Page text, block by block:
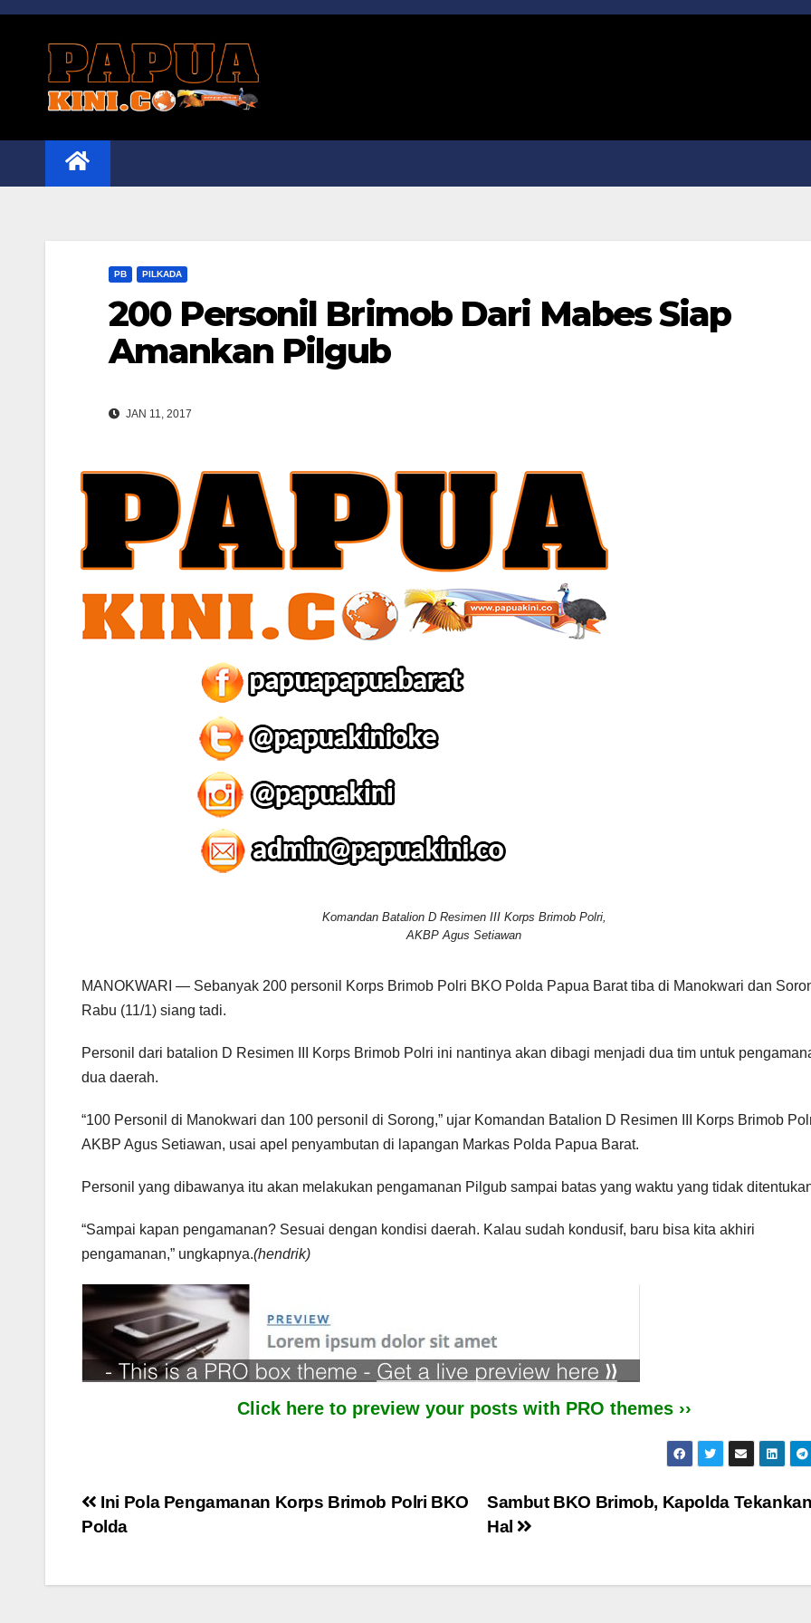
Skip
PB PILKADA
200 Personil Brimob Dari Mabes Siap
Amankan Pilgub
JAN 11, 2017
Komandan Batalion D Resimen III Korps Brimob Polri,
AKBP Agus Setiawan
MANOKWARI — Sebanyak 200 personil Korps Brimob Polri BKO Polda Papua Barat tiba di Manokwari dan
Rabu (11/1) siang tadi.
Personil dari batalion D Resimen III Korps Brimob Polri ini nantinya akan dibagi menjadi dua tim untuk
dua daerah.
“100 Personil di Manokwari dan 100 personil di Sorong,” ujar Komandan Batalion D Resimen III Korps Brimob
AKBP Agus Setiawan, usai apel penyambutan di lapangan Markas Polda Papua Barat.
Personil yang dibawanya itu akan melakukan pengamanan Pilgub sampai batas yang waktu yang tidak
“Sampai kapan pengamanan? Sesuai dengan kondisi daerah. Kalau sudah kondusif, baru bisa kita akhiri
pengamanan,” ungkapnya.(hendrik)
Click here to preview your posts with PRO themes ››
Post
Sambut BKO Brimob, Kapolda
Hal
Ini Pola Pengamanan Korps Brimob Polri BKO
Polda